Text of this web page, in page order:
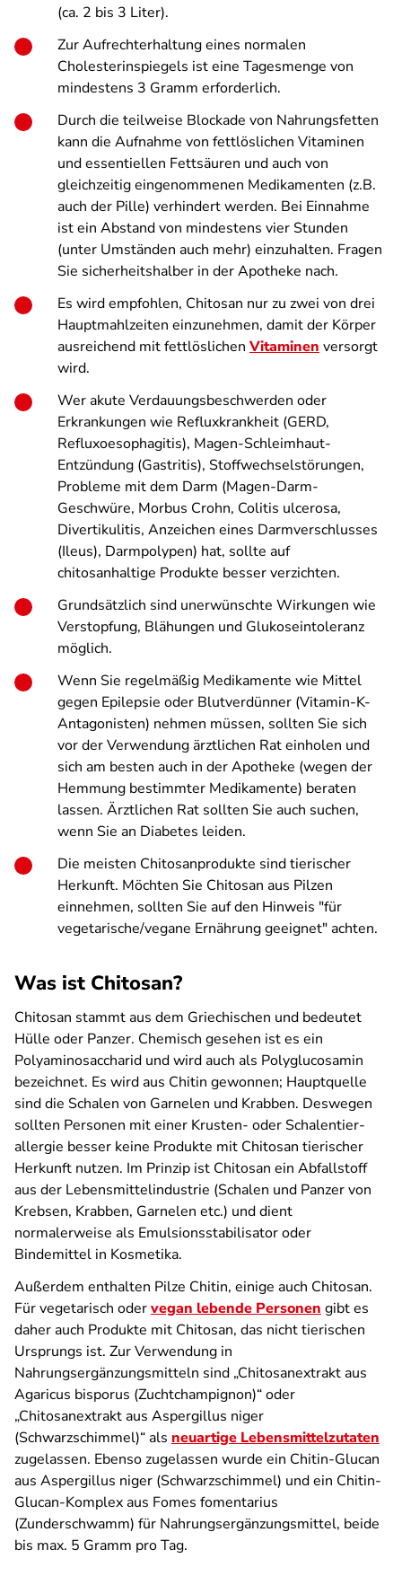
(ca. 2 bis 3 Liter).
Zur Aufrechterhaltung eines normalen
Cholesterinspiegels ist eine Tagesmenge von
mindestens 3 Gramm erforderlich.
Durch die teilweise Blockade von Nahrungsfetten
kann die Aufnahme von fettlöslichen Vitaminen
und essentiellen Fettsäuren und auch von
gleichzeitig eingenommenen Medikamenten (z.B.
auch der Pille) verhindert werden. Bei Einnahme
ist ein Abstand von mindestens vier Stunden
(unter Umständen auch mehr) einzuhalten. Fragen
Sie sicherheitshalber in der Apotheke nach.
Es wird empfohlen, Chitosan nur zu zwei von drei
Hauptmahlzeiten einzunehmen, damit der Körper
ausreichend mit fettlöslichen Vitaminen versorgt
wird.
Wer akute Verdauungsbeschwerden oder
Erkrankungen wie Refluxkrankheit (GERD,
Refluxoesophagitis), Magen-Schleimhaut-
Entzündung (Gastritis), Stoffwechselstörungen,
Probleme mit dem Darm (Magen-Darm-
Geschwüre, Morbus Crohn, Colitis ulcerosa,
Divertikulitis, Anzeichen eines Darmverschlusses
(Ileus), Darmpolypen) hat, sollte auf
chitosanhaltige Produkte besser verzichten.
Grundsätzlich sind unerwünschte Wirkungen wie
Verstopfung, Blähungen und Glukoseintoleranz
möglich.
Wenn Sie regelmäßig Medikamente wie Mittel
gegen Epilepsie oder Blutverdünner (Vitamin-K-
Antagonisten) nehmen müssen, sollten Sie sich
vor der Verwendung ärztlichen Rat einholen und
sich am besten auch in der Apotheke (wegen der
Hemmung bestimmter Medikamente) beraten
lassen. Ärztlichen Rat sollten Sie auch suchen,
wenn Sie an Diabetes leiden.
Die meisten Chitosanprodukte sind tierischer
Herkunft. Möchten Sie Chitosan aus Pilzen
einnehmen, sollten Sie auf den Hinweis "für
vegetarische/vegane Ernährung geeignet" achten.
Was ist Chitosan?
Chitosan stammt aus dem Griechischen und bedeutet
Hülle oder Panzer. Chemisch gesehen ist es ein
Polyamino­saccharid und wird auch als Poly­glucosamin
bezeichnet. Es wird aus Chitin gewonnen; Hauptquelle
sind die Schalen von Garnelen und Krabben. Deswegen
sollten Personen mit einer Krusten- oder Schalentier­
allergie besser keine Produkte mit Chitosan tierischer
Herkunft nutzen. Im Prinzip ist Chitosan ein Abfallstoff
aus der Lebensmittel­industrie (Schalen und Panzer von
Krebsen, Krabben, Garnelen etc.) und dient
normalerweise als Emulsions­stabilisator oder
Bindemittel in Kosmetika.
Außerdem enthalten Pilze Chitin, einige auch Chitosan.
Für vegetarisch odervegan lebende Personen gibt es
daher auch Produkte mit Chitosan, das nicht tierischen
Ursprungs ist. Zur Verwendung in
Nahrungsergänzungsmitteln sind „Chitosanextrakt aus
Agaricus bisporus (Zuchtchampignon)“ oder
„Chitosanextrakt aus Aspergillus niger
(Schwarzschimmel)“ als neuartige Lebensmittelzutaten
zugelassen. Ebenso zugelassen wurde ein Chitin-Glucan
aus Aspergillus niger (Schwarzschimmel) und ein Chitin-
Glucan-Komplex aus Fomes fomentarius
(Zunderschwamm) für Nahrungsergänzungsmittel, beide
bis max. 5 Gramm pro Tag.